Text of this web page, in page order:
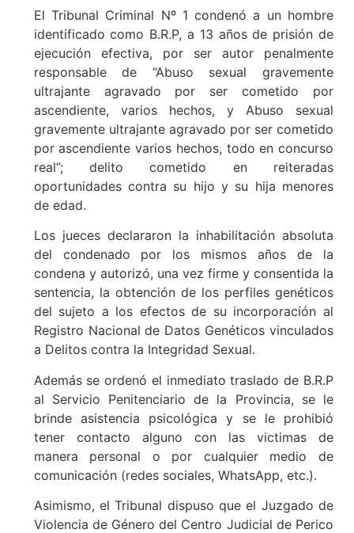
El Tribunal Criminal Nº 1 condenó a un hombre
identificado como B.R.P, a 13 años de prisión de
ejecución efectiva, por ser autor penalmente
responsable de “Abuso sexual gravemente
ultrajante agravado por ser cometido por
ascendiente, varios hechos, y Abuso sexual
gravemente ultrajante agravado por ser cometido
por ascendiente varios hechos, todo en concurso
real”; delito cometido en reiteradas
oportunidades contra su hijo y su hija menores
de edad.
Los jueces declararon la inhabilitación absoluta
del condenado por los mismos años de la
condena y autorizó, una vez firme y consentida la
sentencia, la obtención de los perfiles genéticos
del sujeto a los efectos de su incorporación al
Registro Nacional de Datos Genéticos vinculados
a Delitos contra la Integridad Sexual.
Además se ordenó el inmediato traslado de B.R.P
al Servicio Penitenciario de la Provincia, se le
brinde asistencia psicológica y se le prohibió
tener contacto alguno con las victimas de
manera personal o por cualquier medio de
comunicación (redes sociales, WhatsApp, etc.).
Asimismo, el Tribunal dispuso que el Juzgado de
Violencia de Género del Centro Judicial de Perico